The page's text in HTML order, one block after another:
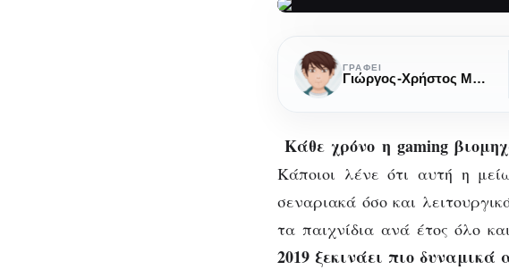
Οι
πιο
καυτές
κυκλοφορίες
του
2019
ανακοινώθηκαν
ΓΡΆΦΕΙ
Γιώργος-Χρήστος Μάνος
Κάθε χρόνο η gaming
Κάποιοι λένε ότι αυτή η
σεναριακά όσο και
τα παιχνίδια ανά έτος όλο
2019 ξεκινάει πιο δυναμικά